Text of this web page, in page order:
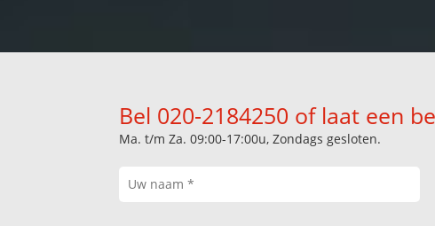
Bel 020-2184250 of laat een
Ma. t/m Za. 09:00-17:00u, Zondags gesloten.